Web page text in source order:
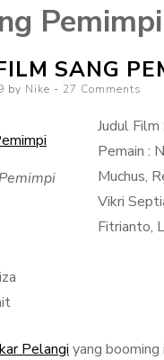
Pemimpi
SANG
by Nike 27 Comments
Judul Film :
Pemain :
Muchus,
Vikri
Fitrianto,
Pelangi yang booming